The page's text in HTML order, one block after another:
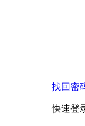
找回密
快速登